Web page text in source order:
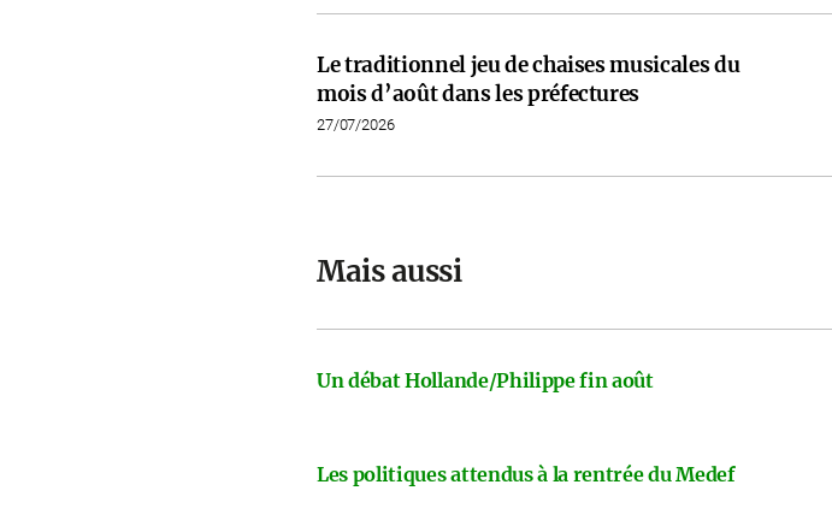
Le traditionnel jeu de chaises musicales du
mois d’août dans les préfectures
27/07/2026
Mais aussi
Un débat Hollande/Philippe fin août
Les politiques attendus à la rentrée du Medef